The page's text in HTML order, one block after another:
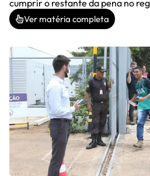
cumprir o restante da pena no
Ver matéria completa